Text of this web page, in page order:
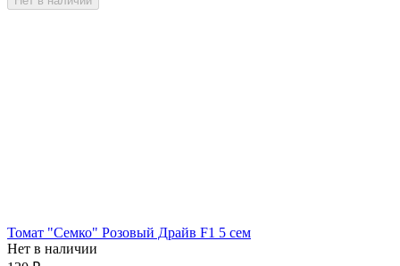
Томат "Семко" Розовый Драйв F1 5 сем
Нет в наличии